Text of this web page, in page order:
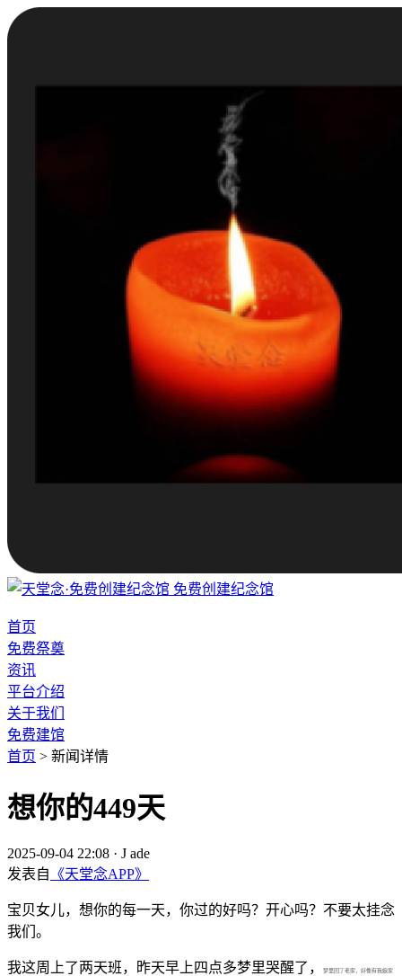
免费创建纪念馆
首页
免费祭奠
资讯
平台介绍
关于我们
免费建馆
首页 > 新闻详情
想你的449天
2025-09-04 22:08 · J ade
发表自 《天堂念APP》
宝贝女儿，想你的每一天，你过的好吗？开心吗？不要太挂念
我们。
我这周上了两天班，昨天早上四点多梦里哭醒了， 梦里回了老家，好像有我娘家